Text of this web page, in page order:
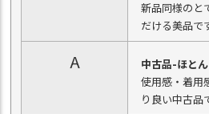
新品同様のと
だける美品で
A
中古品-ほと
使用感・着用
り良い中古品